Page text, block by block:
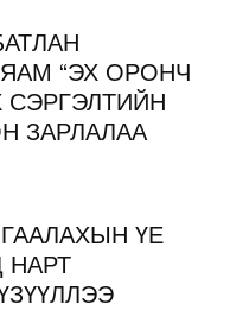
“ЭХ ОРОНЧ
ЗАРЛАЛАА
ҮЕ
НАРТ